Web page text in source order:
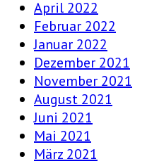
April 2022
Februar 2022
Januar 2022
Dezember 2021
November 2021
August 2021
Juni 2021
Mai 2021
März 2021